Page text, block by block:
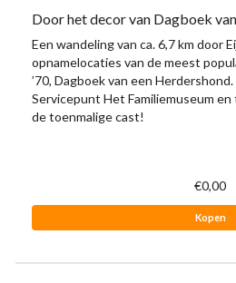
Door het decor van Dagboek
Een wandeling van ca. 6,7 km door
opnamelocaties van de meest
’70, Dagboek van een
Servicepunt Het Familiemuseum
de toenmalige cast!
€0,00
Kopen